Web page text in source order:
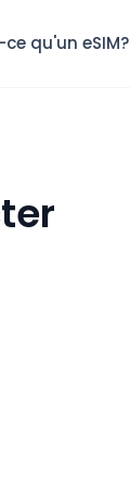
qu'un eSIM?